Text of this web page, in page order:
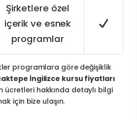
Şirketlere özel
içerik ve esnek
programlar
programlara göre değişiklik
İngilizce kursu fiyatları
ücretleri hakkında detaylı bilgi
için bize ulaşın.